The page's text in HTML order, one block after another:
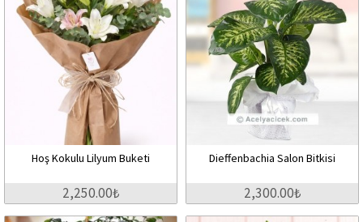
Hoş Kokulu Lilyum Buketi
2,250.00₺
Dieffenbachia Salon Bitkisi
2,300.00₺